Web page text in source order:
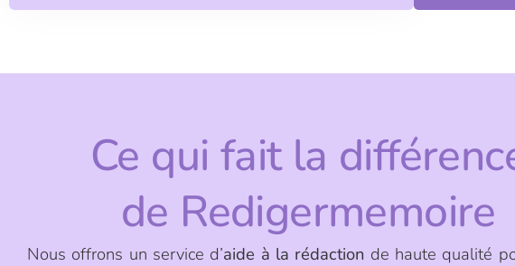
Ce qui fait la
de Redigermemoire
Nous offrons un service d’aide à la rédaction de haute qualité